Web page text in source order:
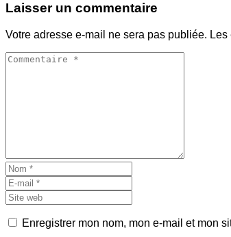
Laisser un commentaire
Votre adresse e-mail ne sera pas publiée.
Enregistrer mon nom, mon e-mail et mon